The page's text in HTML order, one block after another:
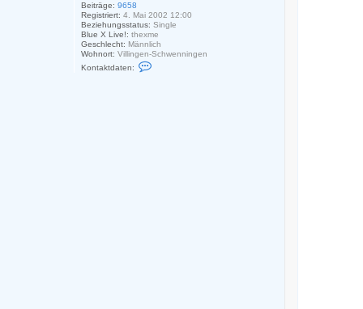
Beiträge: 9658
Registriert: 4. Mai 2002 12:00
Beziehungsstatus: Single
Blue X Live!: thexme
Geschlecht: Männlich
Wohnort: Villingen-Schwenningen
Kontaktdaten: